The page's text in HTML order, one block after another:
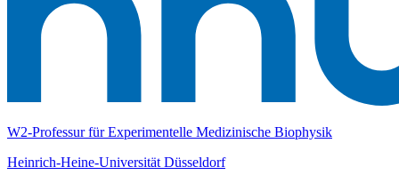
W2-Professur für Experimentelle Medizinische Biophysik
Heinrich-Heine-Universität Düsseldorf